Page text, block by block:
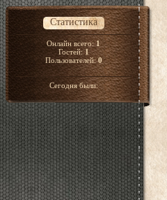
Статистика
Онлайн всего:1
Гостей:1
Пользователей:0
Сегодня были: